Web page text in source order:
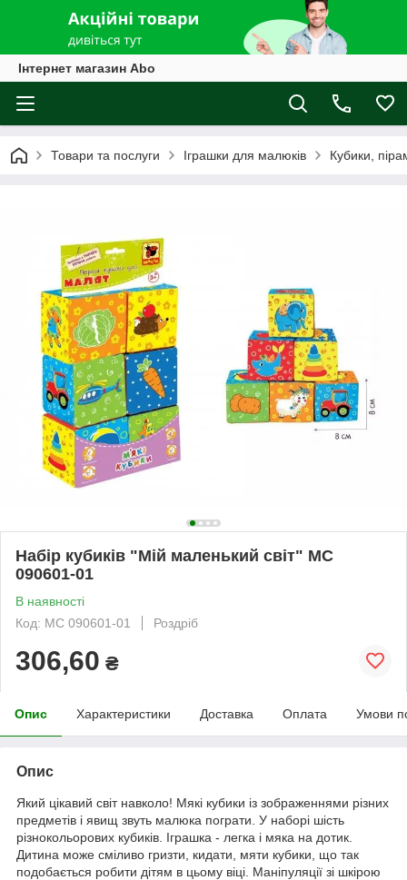
Інтернет магазин Abo
Товари та послуги Іграшки для малюків Кубики,
Набір кубиків "Мій маленький світ" МС
090601-01
В наявності
Код: МС 090601-01
Роздріб
306,60 ₴
Опис Характеристики Доставка Оплата Умови
Опис
Який цікавий світ навколо! Мякі кубики із зображеннями різних
предметів і явищ звуть малюка пограти. У наборі шість
різнокольорових кубиків. Іграшка - легка і мяка на дотик.
Дитина може сміливо гризти, кидати, мяти кубики, що так
подобається робити дітям в цьому віці. Маніпуляції зі шкірою